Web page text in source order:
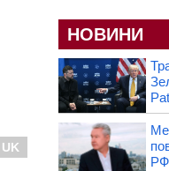
UK
НОВИНИ
РФ